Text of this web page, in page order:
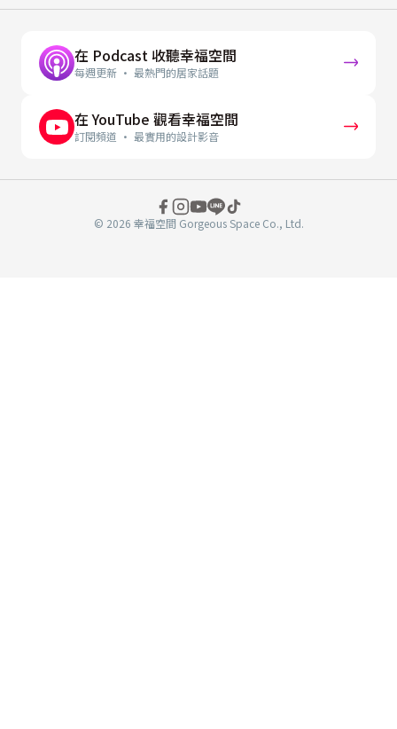
在 Podcast 收聽幸福空間
每週更新 · 最熱門的居家話題
在 YouTube 觀看幸福空間
訂閱頻道 · 最實用的設計影音
© 2026 幸福空間 Gorgeous Space Co., Ltd.